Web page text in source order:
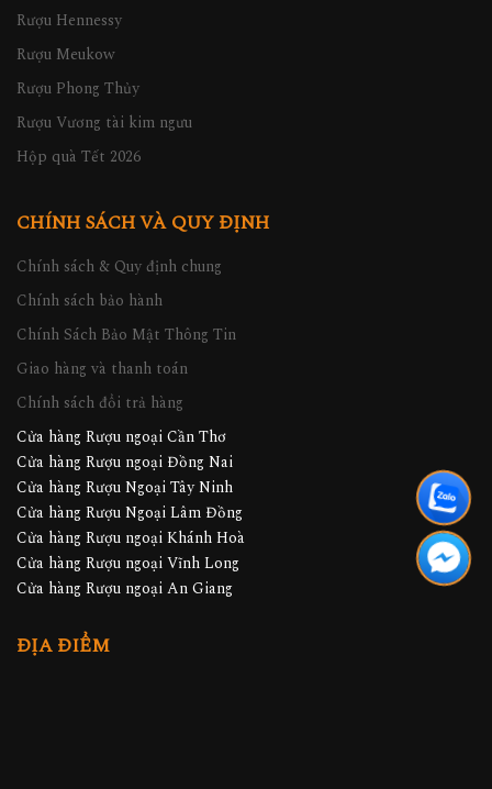
Rượu Hennessy
Rượu Meukow
Rượu Phong Thủy
Rượu Vương tài kim ngưu
Hộp quà Tết 2026
CHÍNH SÁCH VÀ QUY ĐỊNH
Chính sách & Quy định chung
Chính sách bảo hành
Chính Sách Bảo Mật Thông Tin
Giao hàng và thanh toán
Chính sách đổi trả hàng
Cửa hàng Rượu ngoại Cần Thơ
Cửa hàng Rượu ngoại Đồng Nai
Cửa hàng Rượu Ngoại Tây Ninh
Cửa hàng Rượu Ngoại Lâm Đồng
Cửa hàng Rượu ngoại Khánh Hoà
Cửa hàng Rượu ngoại Vĩnh Long
Cửa hàng Rượu ngoại An Giang
ĐỊA ĐIỂM